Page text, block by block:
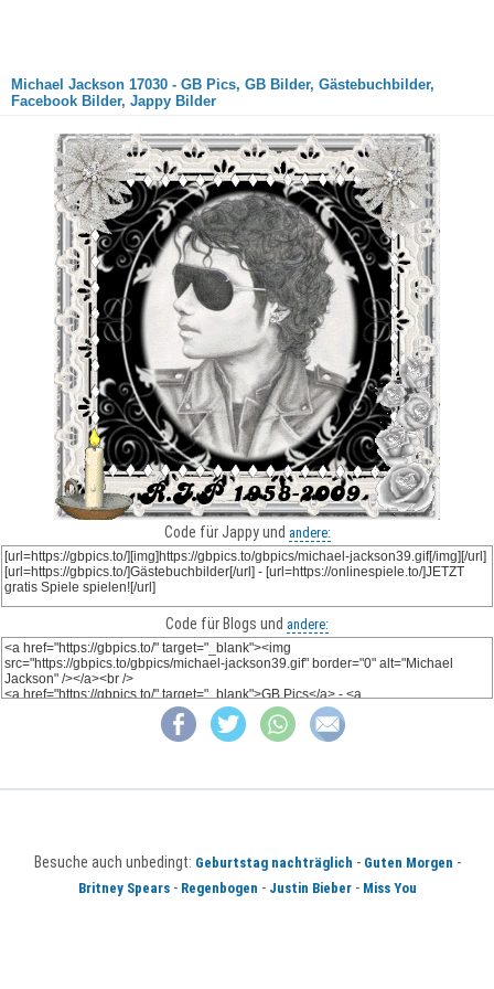
Michael Jackson 17030 - GB Pics, GB Bilder, Gästebuchbilder,
Facebook Bilder, Jappy Bilder
Code für Jappy und andere:
Code für Blogs und andere:
Besuche auch unbedingt: Geburtstag nachträglich - Guten Morgen -
Britney Spears- Regenbogen - Justin Bieber- Miss You